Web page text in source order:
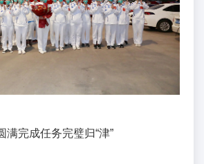
满完成任务完璧归“津”